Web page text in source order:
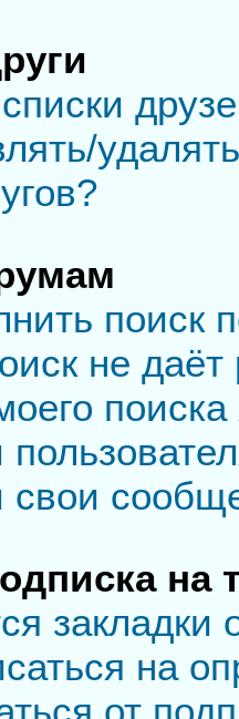
не даёт
свои
на
закладки
на